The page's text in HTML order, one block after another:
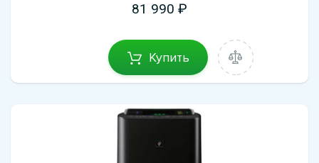
81 990
Купить